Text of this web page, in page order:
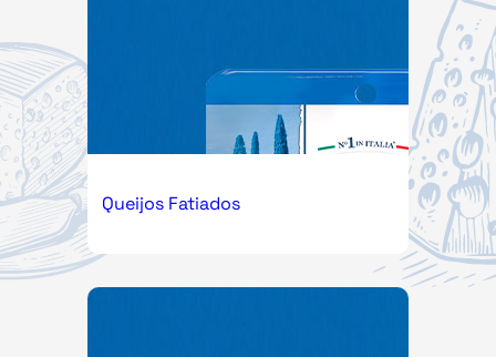
Queijos Fatiados